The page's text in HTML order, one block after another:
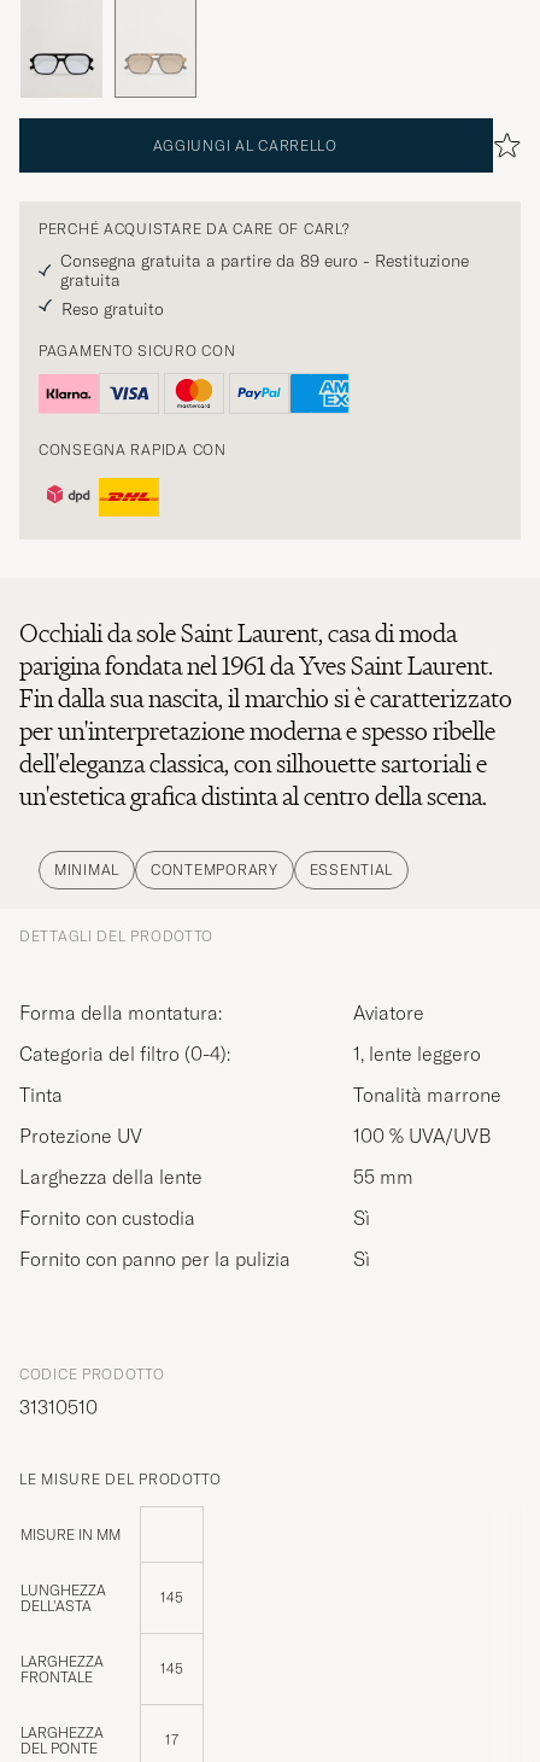
AGGIUNGI AL CARRELLO
PERCHÉ ACQUISTARE DA CARE OF CARL?
Consegna gratuita a partire da 89 euro - Restituzione
gratuita
Reso gratuito
PAGAMENTO SICURO CON
CONSEGNA RAPIDA CON
Occhiali da sole Saint Laurent, casa di moda
parigina fondata nel 1961 da Yves Saint Laurent.
Fin dalla sua nascita, il marchio si è caratterizzato
per un'interpretazione moderna e spesso ribelle
dell'eleganza classica, con silhouette sartoriali e
un'estetica grafica distinta al centro della scena.
MINIMAL CONTEMPORARY ESSENTIAL
DETTAGLI DEL PRODOTTO
Forma della montatura:
Aviatore
Categoria del filtro (0-4):
1, lente leggero
Tinta
Tonalità marrone
Protezione UV
100 % UVA/UVB
Larghezza della lente
55 mm
Fornito con custodia
Sì
Fornito con panno per la pulizia
Sì
CODICE PRODOTTO
31310510
LE MISURE DEL PRODOTTO
MISURE IN MM
LUNGHEZZA
DELL'ASTA
145
LARGHEZZA
FRONTALE
145
LARGHEZZA
DEL PONTE
17